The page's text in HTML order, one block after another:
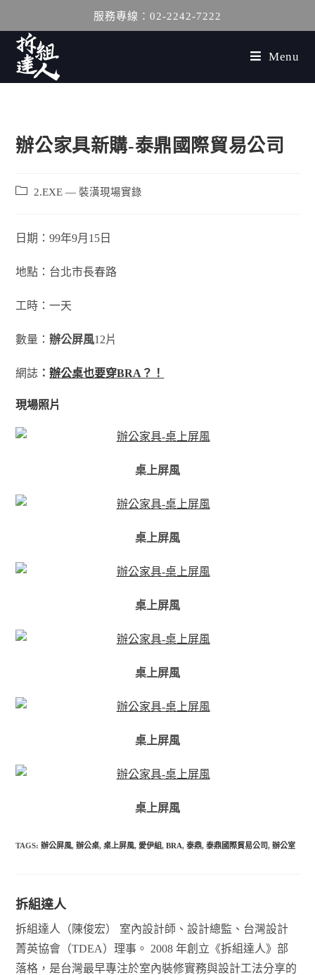
服務專線：02-2242-7222
Menu
辦公家具新購-泰鼎國際貿易公司
2.EXE — 裝潢現場實錄
日期：99年9月15日
地點：台北市長春路
工時：一天
數量：辦公屏風12片
網誌 ：辦公桌也要穿BRA？！
現場照片
桌上屏風
桌上屏風
桌上屏風
桌上屏風
桌上屏風
桌上屏風
TAGS:辦公屏風, 辦公桌, 桌上屏風, 愛伊組, BRA, 泰鼎, 泰鼎國際貿易公司, 辦公室
拆組達人
拆組達人（陳俊宏） 室內設計師、設計總監、台灣設計
菁英協會（TDEA）理事。 2008 年創立《拆組達人》部
落格，是台灣最早專注於室內裝修實務與設計工法分享的